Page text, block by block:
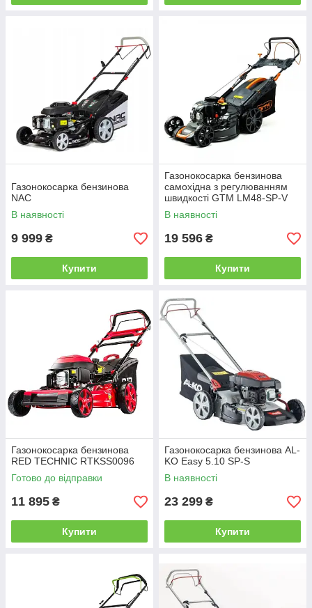
Газонокосарка бензинова
NAC
В наявності
9 999 ₴
Купити
Газонокосарка бензинова
самохідна з регулюванням
швидкості GTM LM48-SP-V
В наявності
19 596 ₴
Купити
Газонокосарка бензинова
RED TECHNIC RTKSS0096
Готово до відправки
11 895 ₴
Купити
Газонокосарка бензинова AL-
KO Easy 5.10 SP-S
В наявності
23 299 ₴
Купити